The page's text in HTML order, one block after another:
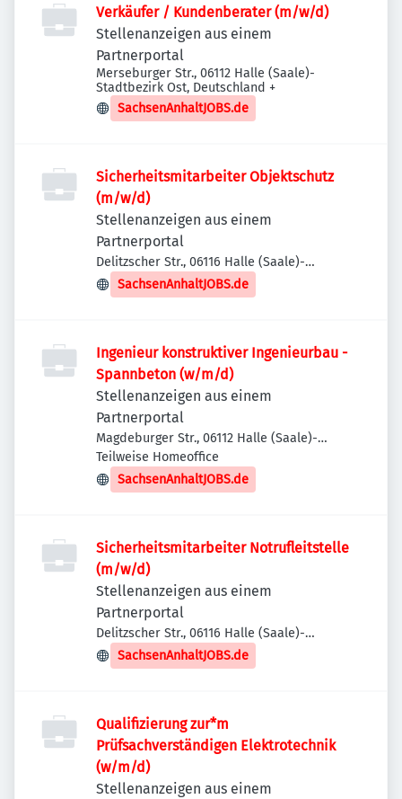
Verkäufer / Kundenberater (m/w/d)
Stellenanzeigen aus einem
Partnerportal
Merseburger Str., 06112 Halle (Saale)-
Stadtbezirk Ost, Deutschland +
SachsenAnhaltJOBS.de
Sicherheitsmitarbeiter Objektschutz
(m/w/d)
Stellenanzeigen aus einem
Partnerportal
Delitzscher Str., 06116 Halle (Saale)-
Stadtbezirk Ost, Deutschland
SachsenAnhaltJOBS.de
Ingenieur konstruktiver Ingenieurbau -
Spannbeton (w/m/d)
Stellenanzeigen aus einem
Partnerportal
Magdeburger Str., 06112 Halle (Saale)-
Stadtbezirk Ost, Deutschland
Teilweise Homeoffice
SachsenAnhaltJOBS.de
Sicherheitsmitarbeiter Notrufleitstelle
(m/w/d)
Stellenanzeigen aus einem
Partnerportal
Delitzscher Str., 06116 Halle (Saale)-
Stadtbezirk Ost, Deutschland
SachsenAnhaltJOBS.de
Qualifizierung zur*m
Prüfsachverständigen Elektrotechnik
(w/m/d)
Stellenanzeigen aus einem